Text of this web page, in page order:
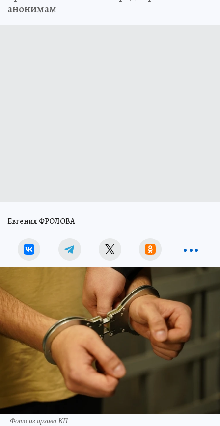
анонимам
Евгения ФРОЛОВА
Фото из архива КП